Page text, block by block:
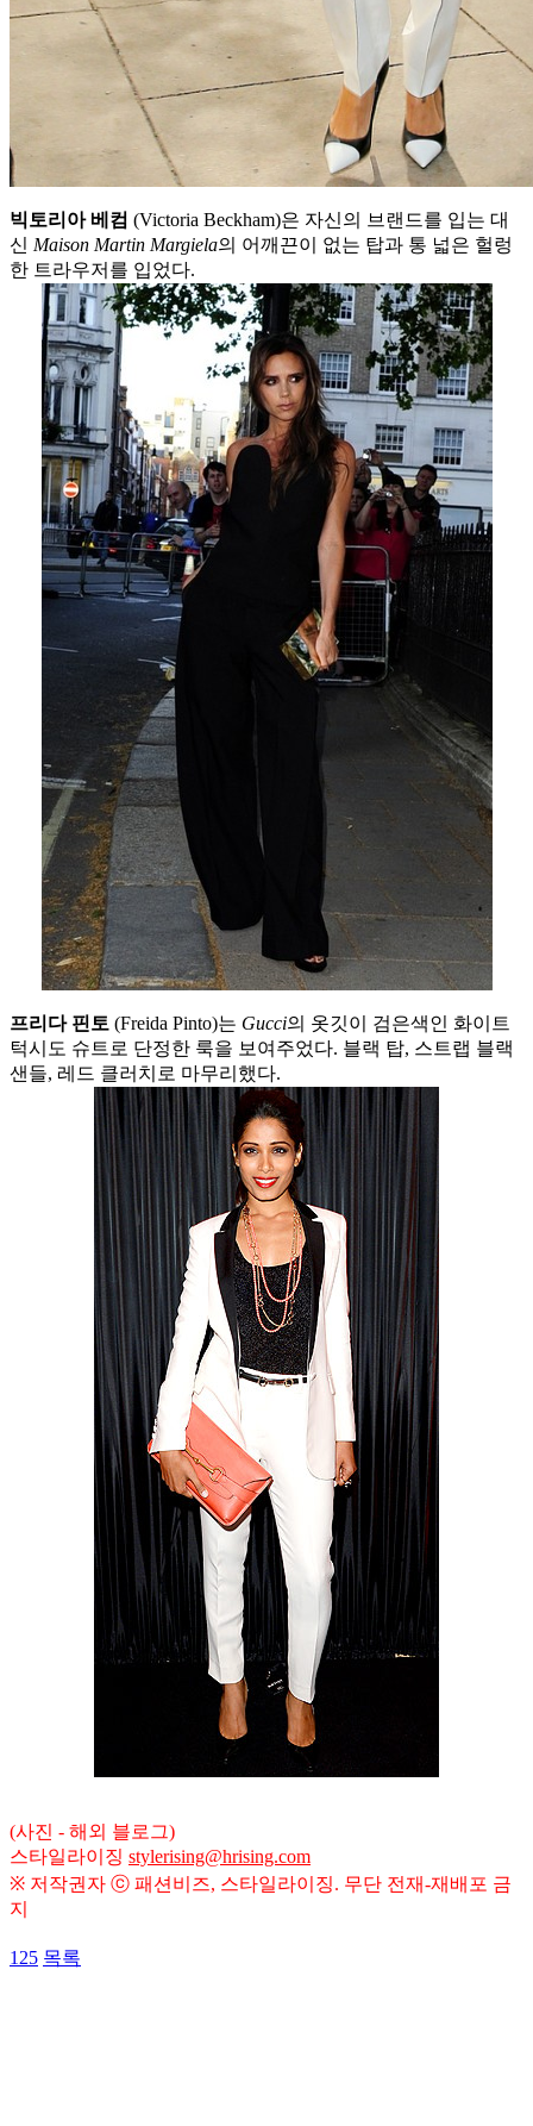
빅토리아 베컴 (Victoria Beckham)은 자신의 브랜드를 입는 대
신 Maison Martin Margiela의 어깨끈이 없는 탑과 통 넓은 헐렁
한 트라우저를 입었다.
프리다 핀토 (Freida Pinto)는 Gucci의 옷깃이 검은색인 화이트
턱시도 슈트로 단정한 룩을 보여주었다. 블랙 탑, 스트랩 블랙
샌들, 레드 클러치로 마무리했다.
(사진 - 해외 블로그)
스타일라이징 stylerising@hrising.com
※ 저작권자 ⓒ 패션비즈, 스타일라이징. 무단 전재-재배포 금
지
125 목록